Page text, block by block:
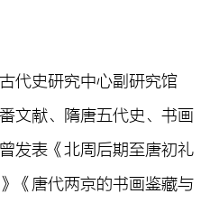
代史研究中心副研究馆
文献、隋唐五代史、书画
发表《北周后期至唐初礼
《唐代两京的书画鉴藏与